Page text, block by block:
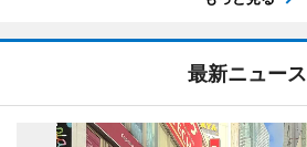
最新ニュース